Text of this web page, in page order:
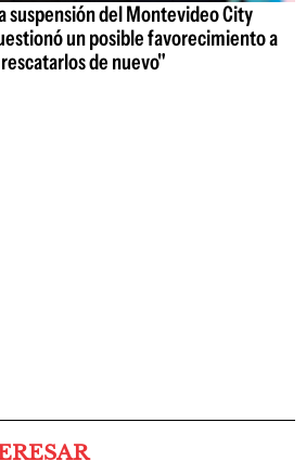
suspensión del Montevideo City
un posible favorecimiento a
de nuevo"